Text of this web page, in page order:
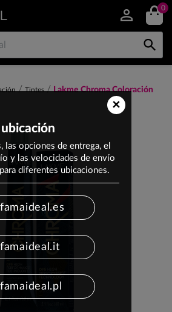
0

Tintes
Lakme Chroma Coloración
×
ubicación
las opciones de entrega, el
y las velocidades de envío
diferentes ubicaciones.
famaideal.es
famaideal.it
famaideal.pl